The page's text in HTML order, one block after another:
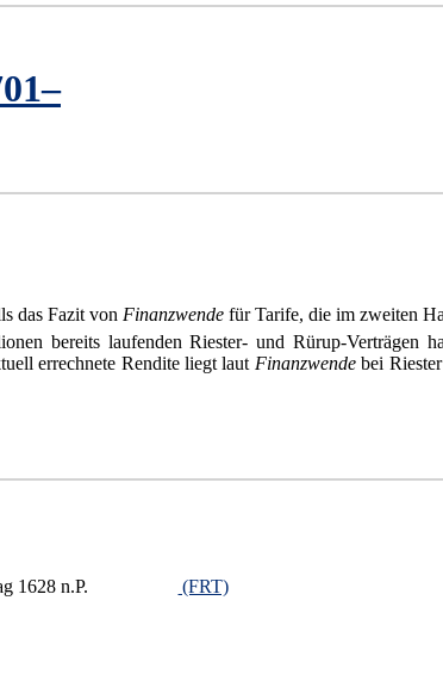
das Fazit von Finanzwende für Tarife, die im zweiten
bereits laufenden Riester- und Rürup-Verträgen
errechnete Rendite liegt laut Finanzwendebei Riester
1628 n.P.
(FRT)